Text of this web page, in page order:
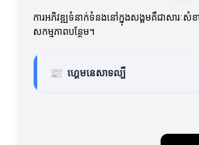
ការអភិវឌ្ឍទំនាក់ទំនងនៅក្នុងសង្គមគឺជាសារៈ
សកម្មភាពបន្ថែម។
📰 ហ្គេមនេសាទល្បី